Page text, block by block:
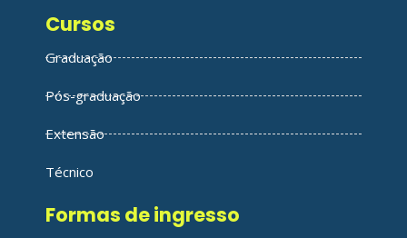
Cursos
Graduação
Pós-graduação
Extensão
Técnico
Formas de ingresso